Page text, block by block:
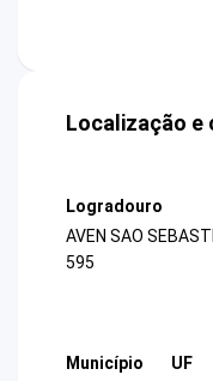
Localização e
Logradouro
AVEN SAO
595
Município
UF